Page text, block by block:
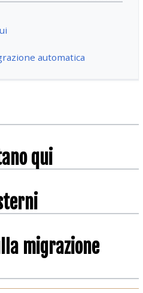
automatica
qui
migrazione